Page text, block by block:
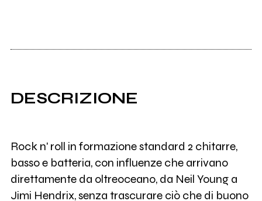
DESCRIZIONE
Rock n' roll in formazione standard 2 chitarre,
basso e batteria, con influenze che arrivano
direttamente da oltreoceano, da Neil Young a
Jimi Hendrix, senza trascurare ciò che di buono